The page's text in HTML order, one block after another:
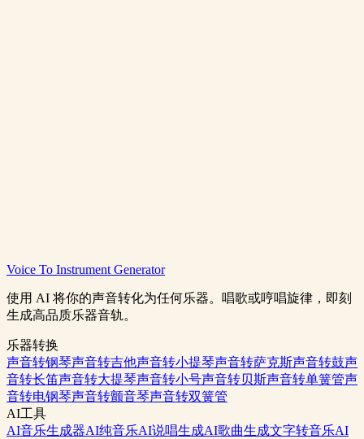
检测调性与BPM 探索AI工具
Voice To Instrument Generator
使用 AI 将你的声音转化为任何乐器。唱歌或哼唱旋律，即刻
生成高品质乐器音轨。
乐器转换
声音转钢琴声音转吉他声音转小提琴声音转萨克斯声音转鼓声
音转长笛声音转大提琴声音转小号声音转贝斯声音转单簧管声
音转电钢琴声音转颤音琴声音转双簧管
AI工具
AI音乐生成器AI纯音乐AI说唱生成AI歌曲生成文字转音乐AI